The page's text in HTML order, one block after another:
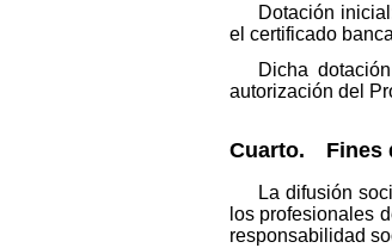
Dotación
el certificado
Dicha
autorización del
Cuarto. Fines
La difusión
los profesionales
responsabilidad